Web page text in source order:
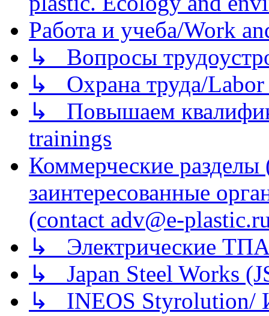
Работа и учеба/Work
↳ Вопросы
↳ Охрана труда/Labor
↳ Повышаем
trainings
Коммерческие
заинтересованные
(contact adv@e-
↳ Электрические
↳ Japan Steel Works
↳ INEOS